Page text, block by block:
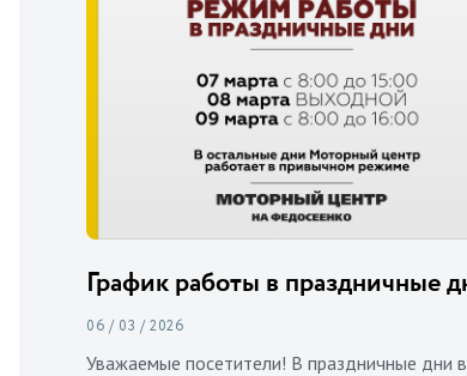
График работы в праздничные
06 / 03 / 2026
Уважаемые посетители! В праздничные дни в